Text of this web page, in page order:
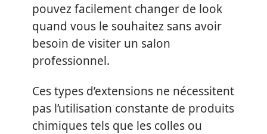
pouvez facilement changer de look
quand vous le souhaitez sans avoir
besoin de visiter un salon
professionnel.
Ces types d’extensions ne nécessitent
pas l’utilisation constante de produits
chimiques tels que les colles ou